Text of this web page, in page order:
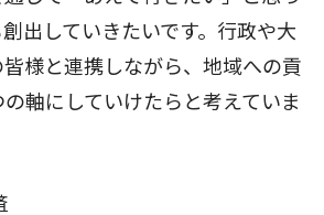
出していきたいです。行政や大
様と連携しながら、地域への貢
軸にしていけたらと考えていま